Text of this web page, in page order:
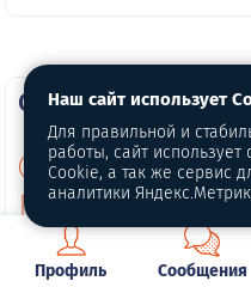
О портале
О нас
Политика
Публичная оферта
Профиль Сообщения
Наш сайт использует
Для правильной и
работы, сайт
Cookie, а так же сервис
аналитики